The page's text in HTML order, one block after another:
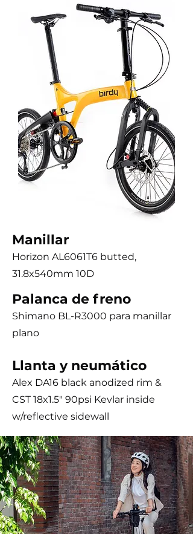
Manillar
Horizon AL6061T6 butted,
31.8x540mm 10D
Palanca de freno
Shimano BL-R3000 para manillar
plano
Llanta y neumático
Alex DA16 black anodized rim &
CST 18x1.5" 90psi Kevlar inside
w/reflective sidewall